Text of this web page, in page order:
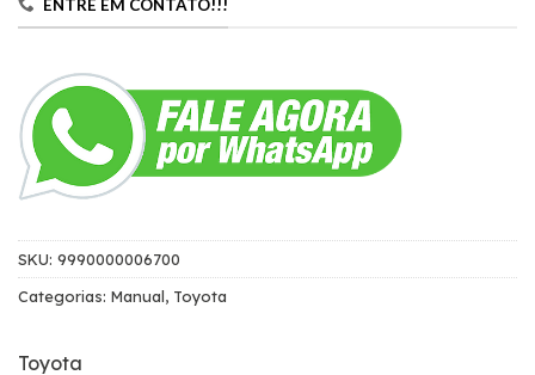
ENTRE EM CONTATO!!!
SKU: 9990000006700
Categorias: Manual, Toyota
Toyota